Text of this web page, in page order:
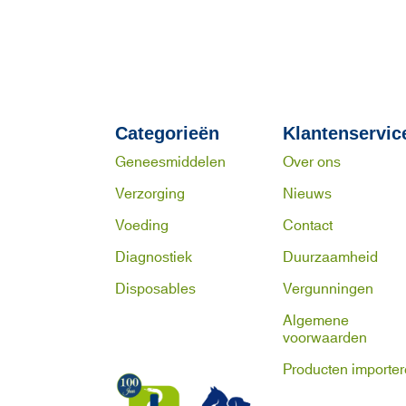
Over ons
Nieuws
Contact
Duurzaamheid
Vergunningen
Algemene
voorwaarden
Producten
Categorieën
Geneesmiddelen
Verzorging
Voeding
Diagnostiek
Disposables